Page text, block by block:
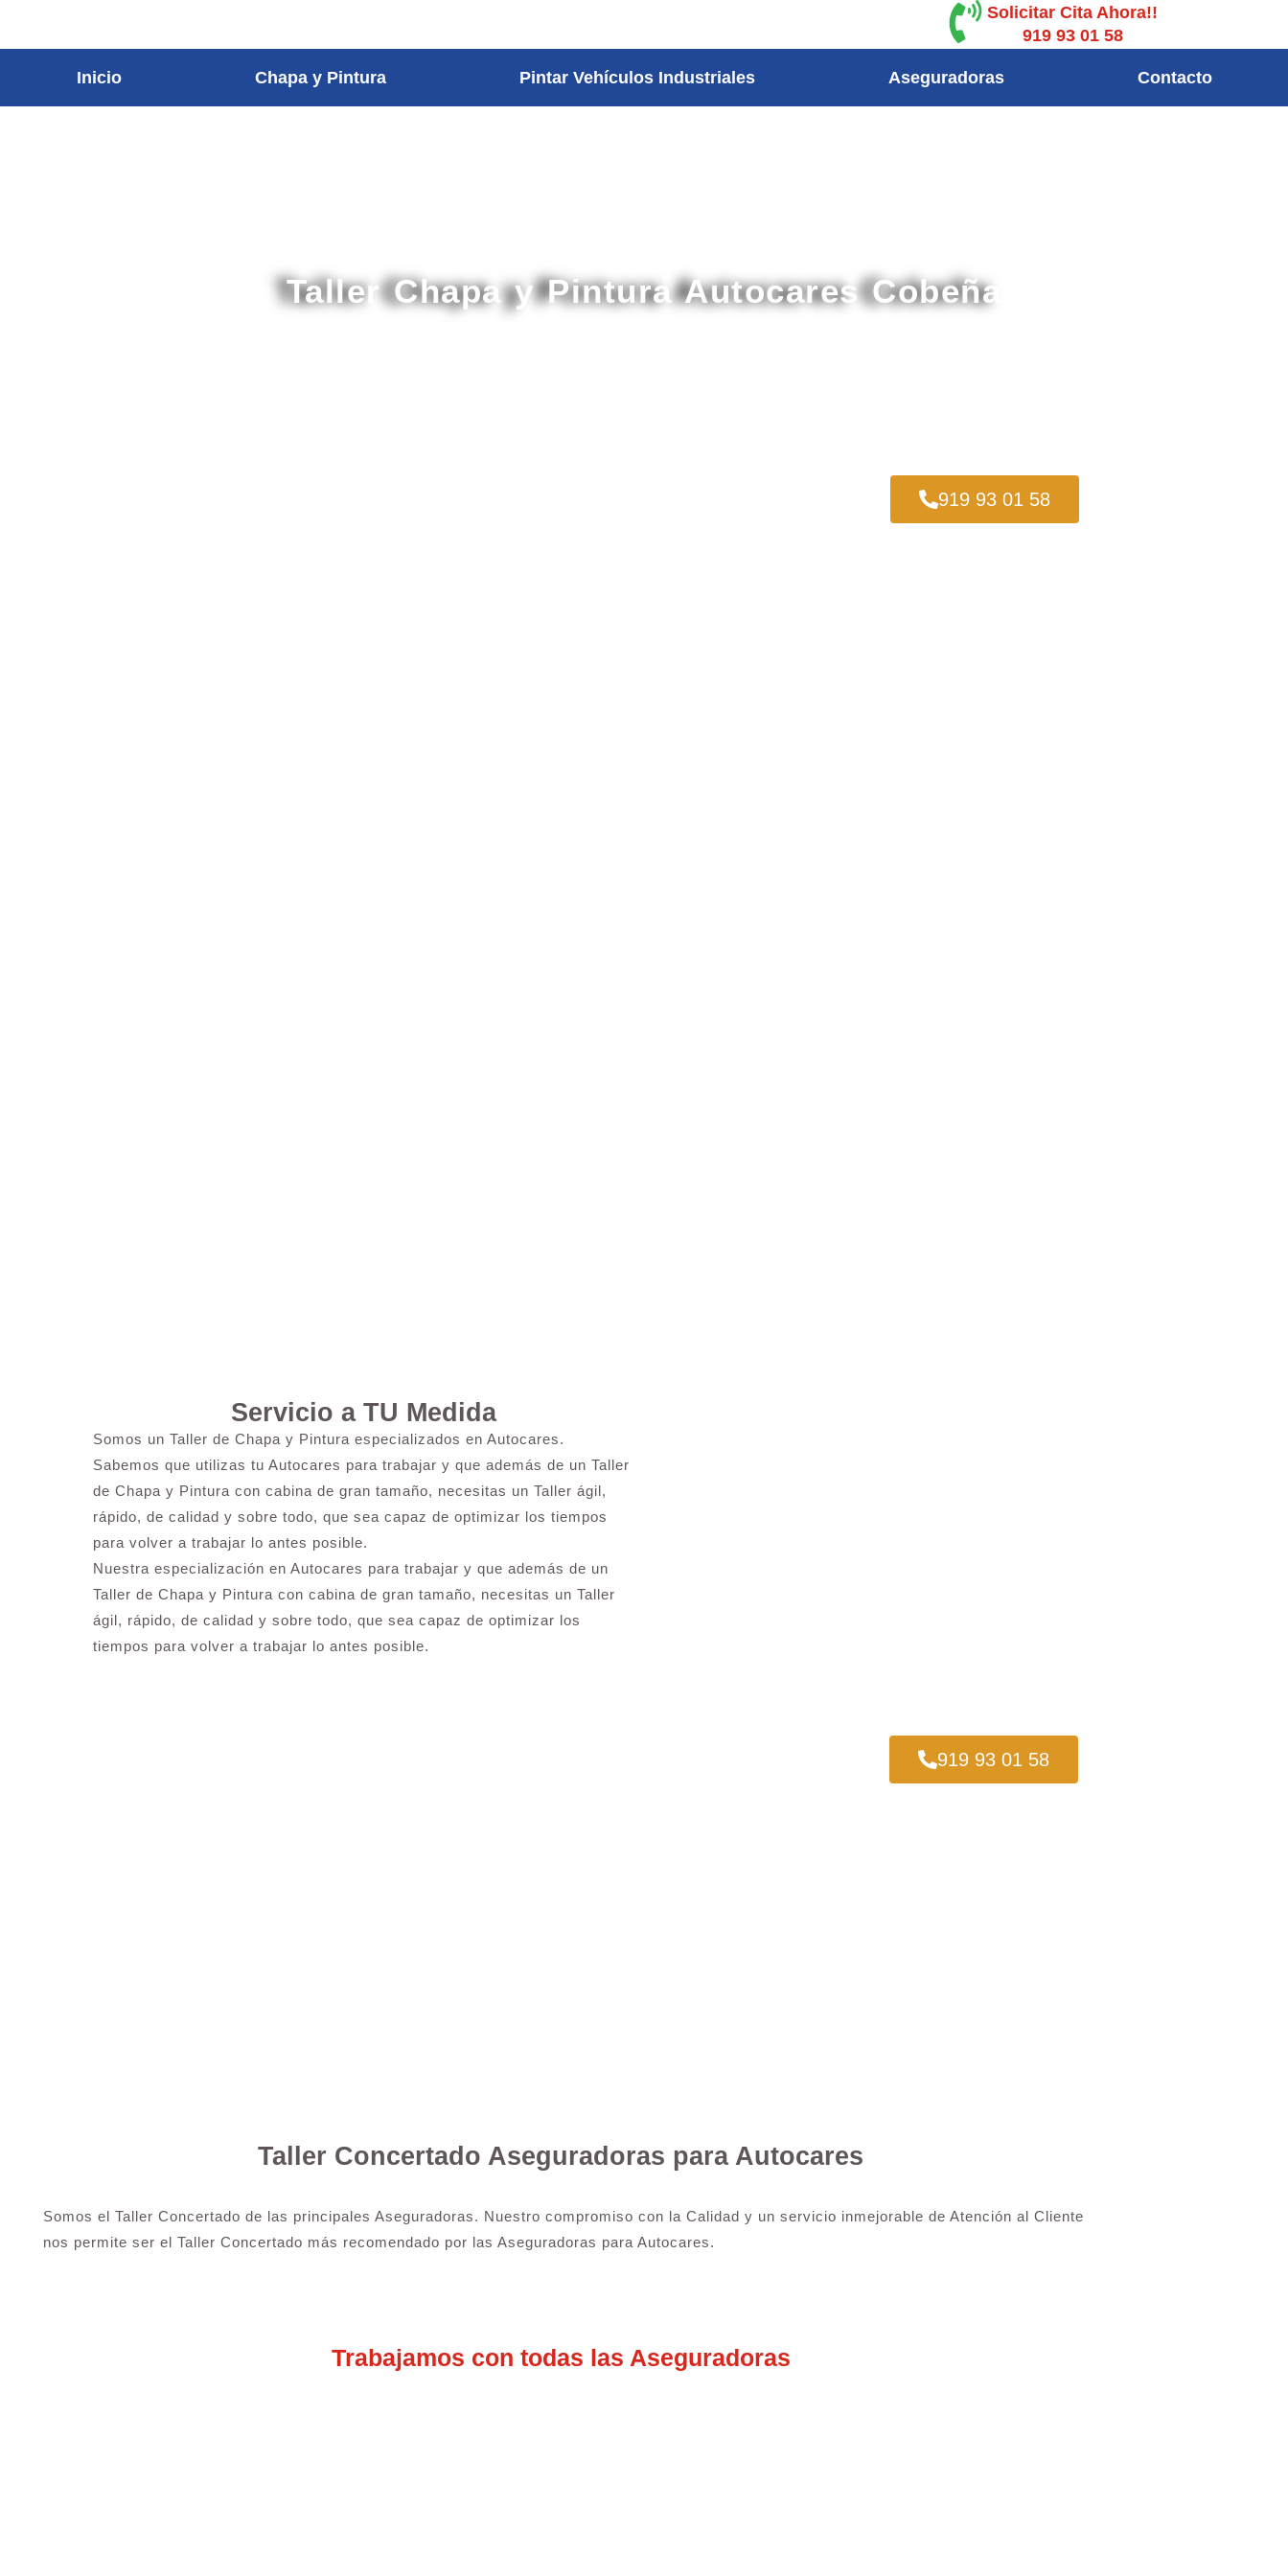
Solicitar Cita Ahora!!
919 93 01 58
Inicio Chapa y Pintura Pintar Vehículos Industriales Aseguradoras Contacto
Taller Chapa y Pintura Autocares Cobeña
919 93 01 58
Servicio a TU Medida
Somos un Taller de Chapa y Pintura especializados en Autocares.
Sabemos que utilizas tu Autocares para trabajar y que además de un Taller
de Chapa y Pintura con cabina de gran tamaño, necesitas un Taller ágil,
rápido, de calidad y sobre todo, que sea capaz de optimizar los tiempos
para volver a trabajar lo antes posible.
Nuestra especialización en Autocares para trabajar y que además de un
Taller de Chapa y Pintura con cabina de gran tamaño, necesitas un Taller
ágil, rápido, de calidad y sobre todo, que sea capaz de optimizar los
tiempos para volver a trabajar lo antes posible.
919 93 01 58
Taller Concertado Aseguradoras para Autocares
Somos el Taller Concertado de las principales Aseguradoras. Nuestro compromiso con la Calidad y un servicio inmejorable de Atención al Cliente
nos permite ser el Taller Concertado más recomendado por las Aseguradoras para Autocares.
Trabajamos con todas las Aseguradoras